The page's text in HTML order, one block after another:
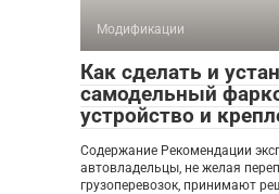
Модификации
Как сделать и
самодельный
устройство и
Содержание Рекомендации
автовладельцы, не желая
грузоперевозок, принимают